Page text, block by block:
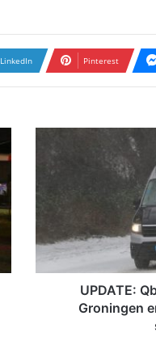
LinkedIn Pinterest
A
b
UPDATE:
Groningen